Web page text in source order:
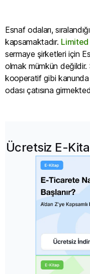
Esnaf odaları,
kapsamaktadır.
sermaye şirketleri için
olmak mümkün değildir.
kooperatif gibi kanunda
odası çatısına
Ücretsiz E-